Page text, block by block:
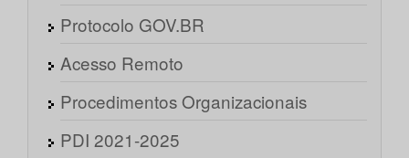
Protocolo GOV.BR
Acesso Remoto
Procedimentos Organizacionais
PDI 2021-2025